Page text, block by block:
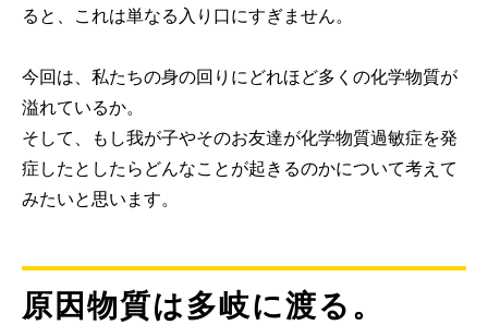
ると、これは単なる入り口にすぎません。
今回は、私たちの身の回りにどれほど多くの化学物質が
溢れているか。
そして、もし我が子やそのお友達が化学物質過敏症を発
症したとしたらどんなことが起きるのかについて考えて
みたいと思います。
原因物質は多岐に渡る。